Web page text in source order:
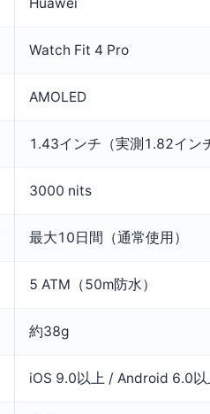
Watch Fit 4 Pro
AMOLED
1.43インチ（実測1.82イン
3000 nits
最大10日間（通常使用）
5 ATM（50m防水）
約38g
iOS 9.0以上 / Android 6.0以